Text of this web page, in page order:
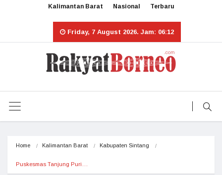
Kalimantan Barat Nasional Terbaru
Friday, 7 August 2026. Jam: 06:12
Home Kalimantan Barat Kabupaten Sintang
Puskesmas Tanjung Puri…